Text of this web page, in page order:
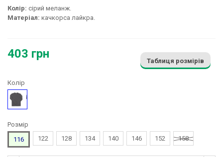
Колір: сірий меланж.
Матеріал: качкорса лайкра.
403 грн
Таблиця розмірів
Колір
Сірий
Розмір
116
122 128 134 140 146 152 158